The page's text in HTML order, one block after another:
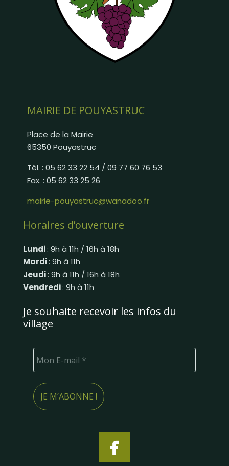
MAIRIE DE POUYASTRUC
Place de la Mairie
65350 Pouyastruc
Tél. : 05 62 33 22 54 / 09 77 60 76 53
Fax. : 05 62 33 25 26
mairie-pouyastruc@wanadoo.fr
Horaires d’ouverture
Lundi: 9h à 11h / 16h à 18h
Mardi: 9h à 11h
Jeudi: 9h à 11h / 16h à 18h
Vendredi: 9h à 11h
Je souhaite recevoir les infos du
village